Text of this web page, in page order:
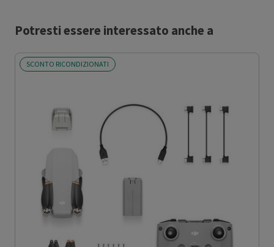
Potresti essere interessato anche a
SCONTO RICONDIZIONATI